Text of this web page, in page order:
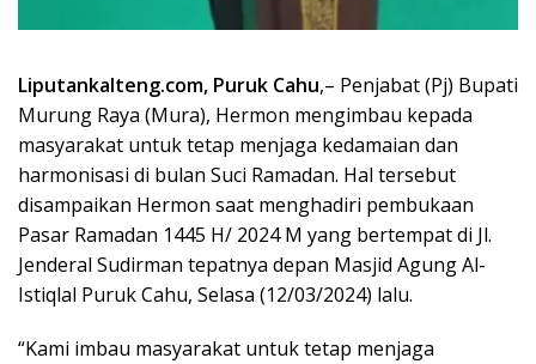
Liputankalteng.com, Puruk Cahu,– Penjabat (Pj) Bupati
Murung Raya (Mura), Hermon mengimbau kepada
masyarakat untuk tetap menjaga kedamaian dan
harmonisasi di bulan Suci Ramadan. Hal tersebut
disampaikan Hermon saat menghadiri pembukaan
Pasar Ramadan 1445 H/ 2024 M yang bertempat di Jl.
Jenderal Sudirman tepatnya depan Masjid Agung Al-
Istiqlal Puruk Cahu, Selasa (12/03/2024) lalu.
“Kami imbau masyarakat untuk tetap menjaga